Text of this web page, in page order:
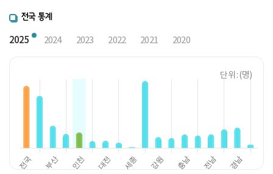
전국 통계
2025 2024 2023 2022 2021 2020
단위 : (명)